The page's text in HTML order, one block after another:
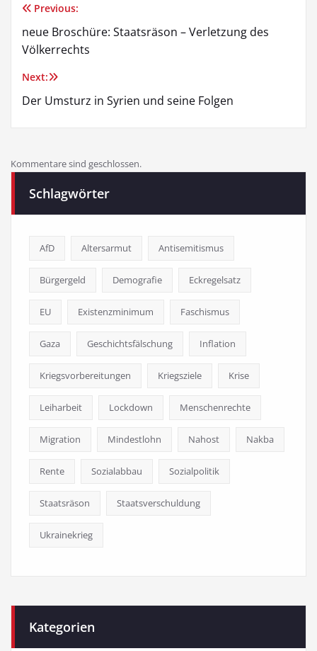
Beitragsnavigation
Previous:
neue Broschüre: Staatsräson – Verletzung des
Völkerrechts
Next:
Der Umsturz in Syrien und seine Folgen
Kommentare sind geschlossen.
Schlagwörter
AfD Altersarmut Antisemitismus
Bürgergeld Demografie Eckregelsatz
EU Existenzminimum Faschismus
Gaza Geschichtsfälschung Inflation
Kriegsvorbereitungen Kriegsziele Krise
Leiharbeit Lockdown Menschenrechte
Migration Mindestlohn Nahost Nakba
Rente Sozialabbau Sozialpolitik
Staatsräson Staatsverschuldung
Ukrainekrieg
Kategorien